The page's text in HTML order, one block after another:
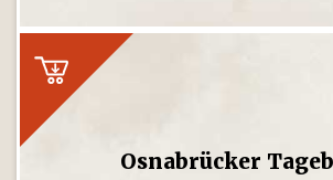
Osnabrücker